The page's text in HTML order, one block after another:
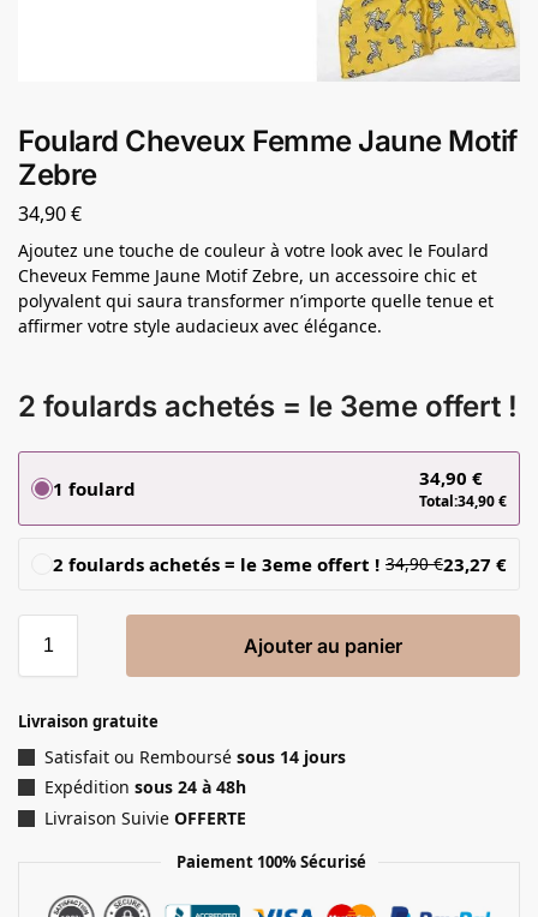
Foulard Cheveux Femme Jaune Motif
Zebre
34,90€
Ajoutez une touche de couleur à votre look avec le Foulard
Cheveux Femme Jaune Motif Zebre, un accessoire chic et
polyvalent qui saura transformer n’importe quelle tenue et
affirmer votre style audacieux avec élégance.
2 foulards achetés = le 3eme offert !
1 foulard 34,90 €
Total:34,90€
2 foulards achetés = le 3eme offert ! 34,90€23,27 €
Ajouter au panier
Livraison gratuite
Satisfait ou Remboursé sous 14 jours
Expédition sous 24 à 48h
Livraison Suivie OFFERTE
Paiement 100% Sécurisé